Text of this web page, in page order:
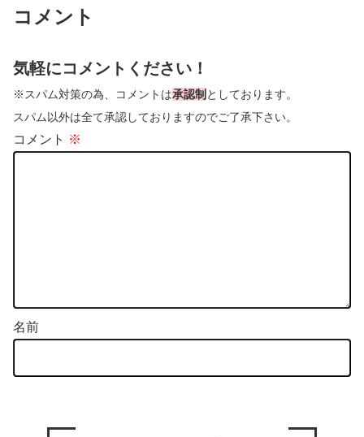
コメント
気軽にコメントください！
※スパム対策の為、コメントは承認制 としております。
スパム以外は全て承認しておりますのでご了承下さい。
コメント ※
名前